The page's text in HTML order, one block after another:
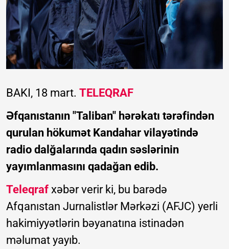
BAKI, 18 mart. TELEQRAF
Əfqanıstanın "Taliban" hərəkatı tərəfindən
qurulan hökumət Kandahar vilayətində
radio dalğalarında qadın səslərinin
yayımlanmasını qadağan edib.
Teleqraf xəbər verir ki, bu barədə
Afqanıstan Jurnalistlər Mərkəzi (AFJC) yerli
hakimiyyətlərin bəyanatına istinadən
məlumat yayıb.